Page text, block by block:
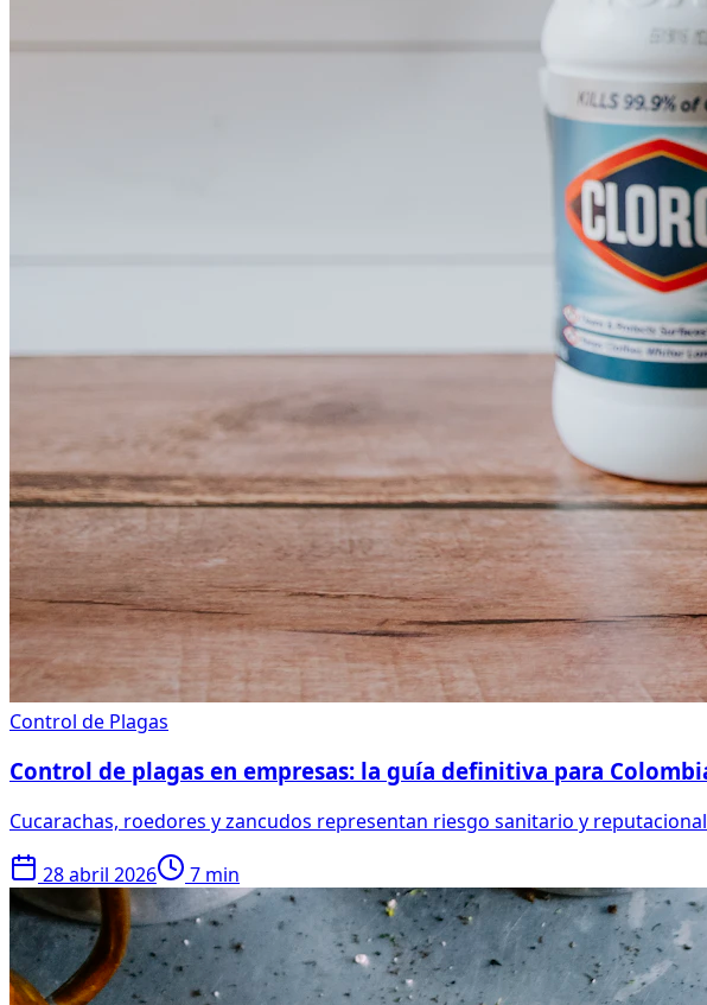
Control de Plagas
Control de plagas en empresas: la guía definitiva para
Cucarachas, roedores y zancudos representan riesgo sanitario y
28 abril 2026 7 min